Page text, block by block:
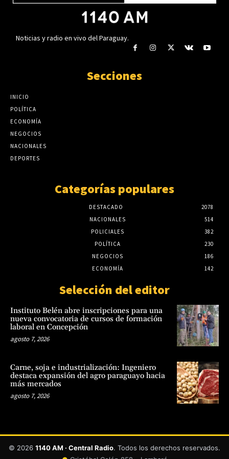
Noticias y radio en vivo del Paraguay.
Secciones
INICIO
POLÍTICA
ECONOMÍA
NEGOCIOS
NACIONALES
DEPORTES
Categorías populares
DESTACADO
2078
NACIONALES
514
POLICIALES
382
POLÍTICA
230
NEGOCIOS
186
ECONOMÍA
142
Selección del editor
Instituto Belén abre inscripciones para una
nueva convocatoria de cursos de formación
laboral en Concepción
agosto 7, 2026
Carne, soja e industrialización: Ingeniero
destaca expansión del agro paraguayo hacia
más mercados
agosto 7, 2026
© 2026 1140 AM · Central Radio. Todos los derechos reservados.